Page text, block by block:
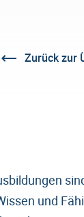
Zurück zur
und